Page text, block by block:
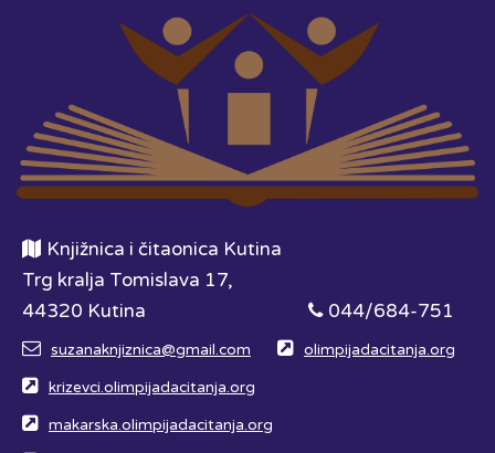
Knjižnica i čitaonica Kutina
Trg kralja Tomislava 17,
44320 Kutina
044/684-751
suzanaknjiznica@gmail.com olimpijadacitanja.org
krizevci.olimpijadacitanja.org
makarska.olimpijadacitanja.org